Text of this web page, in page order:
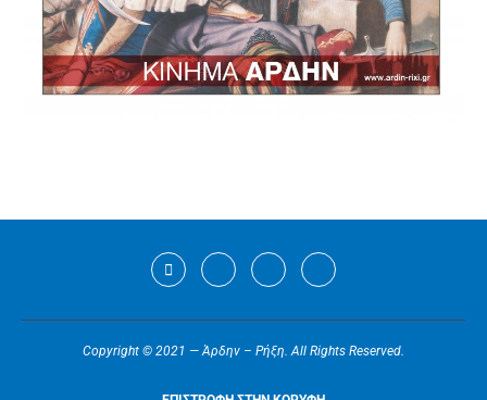
Copyright © 2021 — Άρδην – Ρήξη. All Rights Reserved.